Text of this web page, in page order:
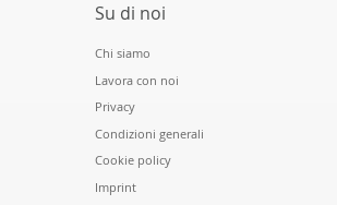
Su di noi
Chi siamo
Lavora con noi
Privacy
Condizioni generali
Cookie policy
Imprint